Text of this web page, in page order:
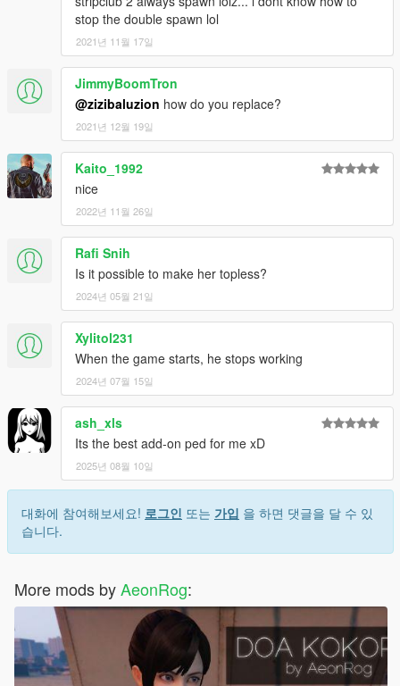
stop the double spawn lol
2021년 11월 17일
JimmyBoomTron
@zizibaluzion how do you replace?
2021년 12월 19일
Kaito_1992
nice
2022년 11월 26일
Rafi Snih
Is it possible to make her topless?
2024년 05월 21일
Xylitol231
When the game starts, he stops working
2024년 07월 15일
ash_xls
Its the best add-on ped for me xD
2025년 08월 10일
대화에 참여해보세요! 로그인 또는 가입 을 하면 댓글을 달 수 있
습니다.
More mods byAeonRog: